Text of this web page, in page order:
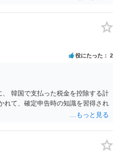
役にたった 2
韓国で支払った税金を控除する計
れて、確定申告時の知識を習得され